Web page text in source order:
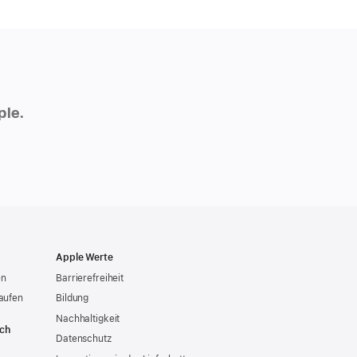
Apple Werte
Barrierefreiheit
Bildung
Nachhaltigkeit
Datenschutz